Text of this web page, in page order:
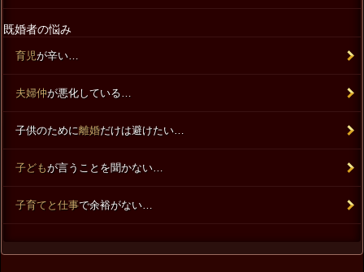
既婚者の悩み
育児が辛い…
夫婦仲が悪化している…
子供のために離婚だけは避けたい…
子どもが言うことを聞かない…
子育てと仕事で余裕がない…